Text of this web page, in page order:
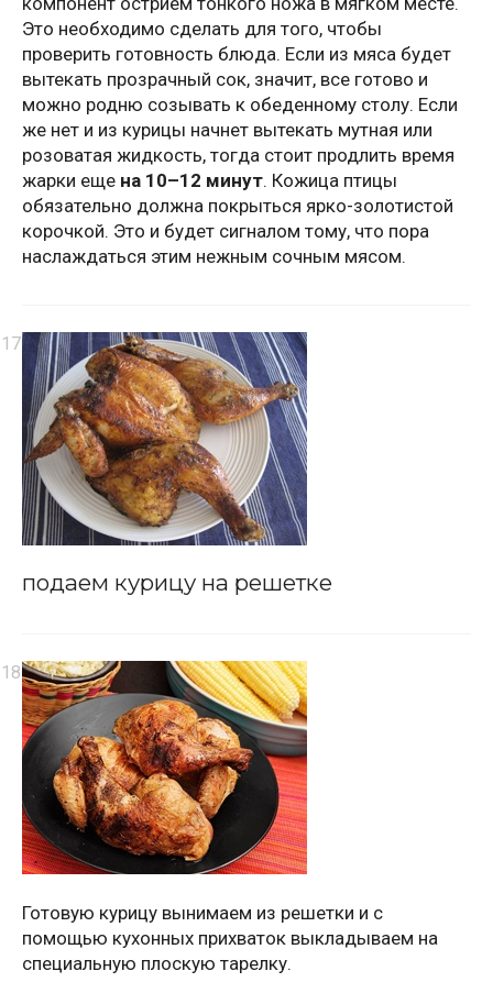
Это необходимо сделать для того, чтобы
проверить готовность блюда. Если из мяса будет
вытекать прозрачный сок, значит, все готово и
можно родню созывать к обеденному столу. Если
же нет и из курицы начнет вытекать мутная или
розоватая жидкость, тогда стоит продлить время
жарки еще на 10–12 минут. Кожица птицы
обязательно должна покрыться ярко-золотистой
корочкой. Это и будет сигналом тому, что пора
наслаждаться этим нежным сочным мясом.
подаем курицу на решетке
Готовую курицу вынимаем из решетки и с
помощью кухонных прихваток выкладываем на
специальную плоскую тарелку.